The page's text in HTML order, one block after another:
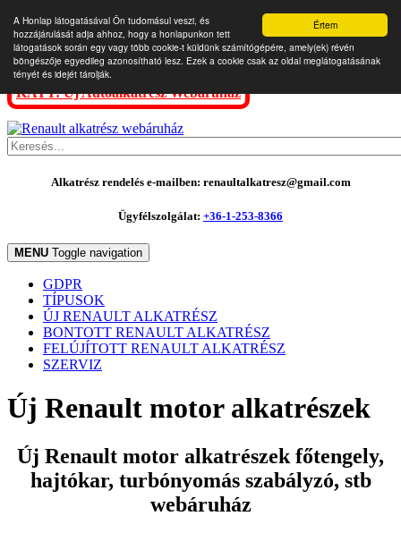
Értem
A Honlap látogatásával Ön tudomásul veszi, és
hozzájárulását adja ahhoz, hogy a honlapunkon tett
látogatások során egy vagy több cookie-t küldünk számítógépére, amely(ek) révén
böngészője egyedileg azonosítható lesz. Ezek a cookie csak az oldal meglátogatásának
tényét és idejét tárolják.
KATT: Új Autóalkatrész Webáruház
Alkatrész rendelés e-mailben: renaultalkatresz@gmail.com
Ügyfélszolgálat: +36-1-253-8366
MENU Toggle navigation
GDPR
TÍPUSOK
ÚJ RENAULT ALKATRÉSZ
BONTOTT RENAULT ALKATRÉSZ
FELÚJÍTOTT RENAULT ALKATRÉSZ
SZERVIZ
Új Renault motor alkatrészek
Új Renault motor alkatrészek főtengely,
hajtókar, turbónyomás szabályzó, stb
webáruház